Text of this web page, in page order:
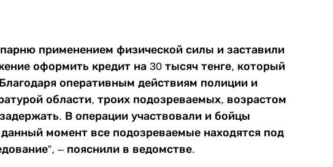
применением физической силы и заставили
оформить кредит на 30 тысяч тенге, который
оперативным действиям полиции и
области, троих подозреваемых, возрастом
В операции участвовали и бойцы
момент все подозреваемые находятся под
– пояснили в ведомстве.